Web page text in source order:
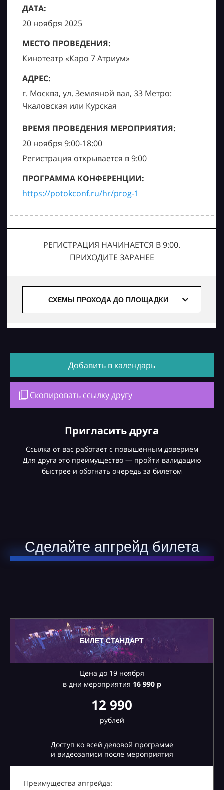
ДАТА:
20 ноября 2025
МЕСТО ПРОВЕДЕНИЯ:
Кинотеатр «Каро 7 Атриум»
АДРЕС:
г. Москва, ул. Земляной вал, 33 Метро:
Чкаловская или Курская
ВРЕМЯ ПРОВЕДЕНИЯ МЕРОПРИЯТИЯ:
20 ноября 9:00-18:00
Регистрация открывается в 9:00
ПРОГРАММА КОНФЕРЕНЦИИ:
https://potokconf.ru/hr/prog-1
РЕГИСТРАЦИЯ НАЧИНАЕТСЯ В 9:00.
ПРИХОДИТЕ ЗАРАНЕЕ
СХЕМЫ ПРОХОДА ДО ПЛОЩАДКИ
Добавить в календарь
Скопировать ссылку другу
Пригласить друга
Ссылка от вас работает с повышенным доверием
Для друга это преимущество — пройти валидацию
быстрее и обогнать очередь за билетом
Сделайте апгрейд билета
БИЛЕТ СТАНДАРТ
Цена до 19 ноября
в дни мероприятия 16990 р
12 990
рублей
Доступ ко всей деловой программе
и видеозаписи после мероприятия
Преимущества апгрейда: